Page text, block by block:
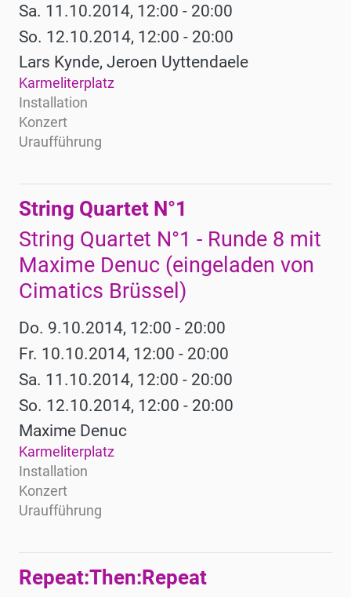
Sa. 11.10.2014, 12:00 - 20:00
So. 12.10.2014, 12:00 - 20:00
Lars Kynde, Jeroen Uyttendaele
Karmeliterplatz
Installation
Konzert
Uraufführung
String Quartet N°1
String Quartet N°1 - Runde 8 mit
Maxime Denuc (eingeladen von
Cimatics Brüssel)
Do. 9.10.2014, 12:00 - 20:00
Fr. 10.10.2014, 12:00 - 20:00
Sa. 11.10.2014, 12:00 - 20:00
So. 12.10.2014, 12:00 - 20:00
Maxime Denuc
Karmeliterplatz
Installation
Konzert
Uraufführung
Repeat:Then:Repeat